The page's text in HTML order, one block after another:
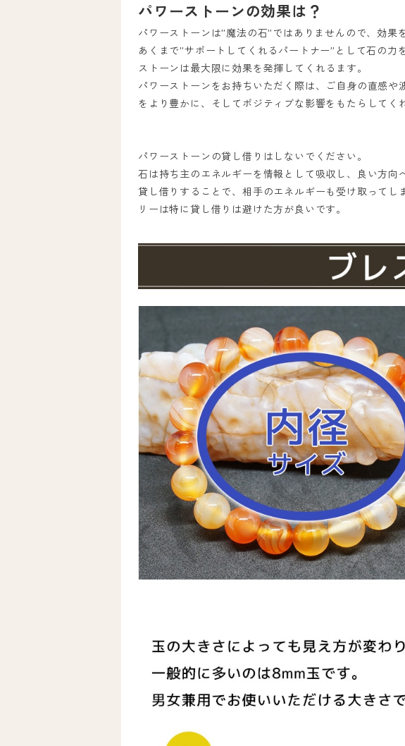
パワーストーンの効果は？
パワーストーンは”魔法の石”ではありませんので、効果
あくまで”サポートしてくれるパートナー”として石の
ストーンは最大限に効果を発揮してくれるます。
パワーストーンをお持ちいただく際は、ご自身の直感
をより豊かに、そしてポジティブな影響をもたらしてく
パワーストーンの貸し借りはしないでください。
石は持ち主のエネルギーを情報として吸収し、良い方向
貸し借りすることで、相手のエネルギーも受け取って
リーは特に貸し借りは避けた方が良いです。